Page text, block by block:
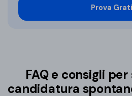
Prova
FAQ e consigli
candidatura